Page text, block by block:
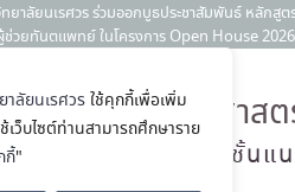
ลัยนเรศวร ใช้คุกกี้เพื่อเพิ่ม
ว็บไซต์ท่านสามารถศึกษาราย
กี้"
ยาลัยนเรศวร ร่วมออกบูธประชาสัมพันธ์ หลัก
วยทันตแพทย์ ในโครงการ Open House
.รัชวรรณ ตัณศลารักษ์ อาจารย์ประจำภาควิชาทั
ตำแหน่ง เลขาธิการสมาคมทันตแพทย์จัดฟันแห่
ม Dent Connect Board Game Café ครั้งที่
คณะทันตแพทยศาสต
โรงเรียนทันตแพทย์ชั้นแ